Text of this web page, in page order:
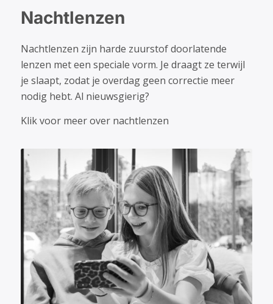
Nachtlenzen
Nachtlenzen zijn harde zuurstof doorlatende
lenzen met een speciale vorm. Je draagt ze terwijl
je slaapt, zodat je overdag geen correctie meer
nodig hebt. Al nieuwsgierig?
Klik voor meer over nachtlenzen